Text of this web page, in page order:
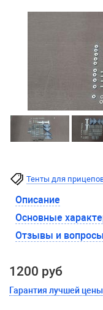
Тенты для
Описание
Основные
Отзывы и
1200 руб
Гарантия лучшей цены